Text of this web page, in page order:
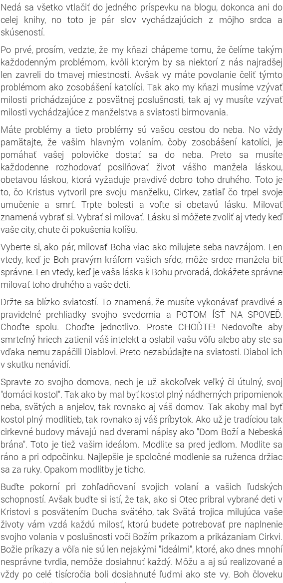
Nedá sa všetko vtlačiť do jedného príspevku na blogu, dokonca ani do
celej knihy, no toto je pár slov vychádzajúcich z môjho srdca a
skúseností.
Po prvé, prosím, vedzte, že my kňazi chápeme tomu, že čelíme takým
každodenným problémom, kvôli ktorým by sa niektorí z nás najradšej
len zavreli do tmavej miestnosti. Avšak vy máte povolanie čeliť týmto
problémom ako zosobášení katolíci. Tak ako my kňazi musíme vzývať
milosti prichádzajúce z posvätnej poslušnosti, tak aj vy musíte vzývať
milosti vychádzajúce z manželstva a sviatosti birmovania.
Máte problémy a tieto problémy sú vašou cestou do neba. No vždy
pamätajte, že vašim hlavným volaním, čoby zosobášení katolíci, je
pomáhať vašej polovičke dostať sa do neba. Preto sa musíte
každodenne rozhodovať posilňovať život vášho manžela láskou,
obetavou láskou, ktorá vyžaduje pravdivé dobro toho druhého. Toto je
to, čo Kristus vytvoril pre svoju manželku, Cirkev, zatiaľ čo trpel svoje
umučenie a smrť. Trpte bolesti a voľte si obetavú lásku. Milovať
znamená vybrať si. Vybrať si milovať. Lásku si môžete zvoliť aj vtedy keď
vaše city, chute či pokušenia kolíšu.
Vyberte si, ako pár, milovať Boha viac ako milujete seba navzájom. Len
vtedy, keď je Boh pravým kráľom vašich sŕdc, môže srdce manžela biť
správne. Len vtedy, keď je vaša láska k Bohu prvoradá, dokážete správne
milovať toho druhého a vaše deti.
Držte sa blízko sviatostí. To znamená, že musíte vykonávať pravdivé a
pravidelné prehliadky svojho svedomia a POTOM ÍSŤ NA SPOVEĎ.
Choďte spolu. Choďte jednotlivo. Proste CHOĎTE! Nedovoľte aby
smrteľný hriech zatienil váš intelekt a oslabil vašu vôľu alebo aby ste sa
vďaka nemu zapáčili Diablovi. Preto nezabúdajte na sviatosti. Diabol ich
v skutku nenávidí.
Spravte zo svojho domova, nech je už akokoľvek veľký či útulný, svoj
"domáci kostol". Tak ako by mal byť kostol plný nádherných pripomienok
neba, svätých a anjelov, tak rovnako aj váš domov. Tak akoby mal byť
kostol plný modlitieb, tak rovnako aj váš príbytok. Ako už je tradíciou tak
cirkevné budovy mávajú nad dverami nápisy ako "Dom Boží a Nebeská
brána". Toto je tiež vašim ideálom. Modlite sa pred jedlom. Modlite sa
ráno a pri odpočinku. Najlepšie je spoločné modlenie sa ruženca držiac
sa za ruky. Opakom modlitby je ticho.
Buďte pokorní pri zohľadňovaní svojich volaní a vašich ľudských
schopností. Avšak buďte si istí, že tak, ako si Otec pribral vybrané deti v
Kristovi s posvätením Ducha svätého, tak Svätá trojica milujúca vaše
životy vám vzdá každú milosť, ktorú budete potrebovať pre naplnenie
svojho volania v poslušnosti voči Božím príkazom a prikázaniam Cirkvi.
Božie príkazy a vôľa nie sú len nejakými "ideálmi", ktoré, ako dnes mnohí
nesprávne tvrdia, nemôže dosiahnuť každý. Môžu a aj sú realizované a
vždy po celé tisícročia boli dosiahnuté ľuďmi ako ste vy. Boh človeku